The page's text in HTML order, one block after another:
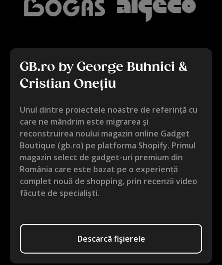
GB.ro by George Buhnici &
Cristian Onețiu
Unul dintre proiectele noastre de referință cu
care ne mândrim este migrarea și
reconstruirea noului magazin online Gadget
Boutique (gb.ro) pe platforma Shopify. Primul
magazin select de gadget-uri premium din
România care este bazat pe o experiență
complet nouă de shopping, prin recenzii video
făcute de specialiști.
Descarcã fişierele